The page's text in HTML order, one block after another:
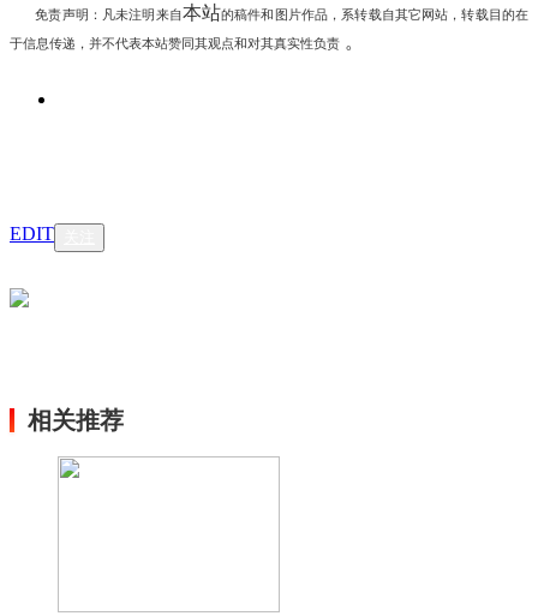
免责声明：凡未注明 来自本站的稿件和图片作品，系转载自其它网站，转载目的在
于信息传递，并不代表本站赞同其观点和对其真实性负责 。
EDIT
相关推荐